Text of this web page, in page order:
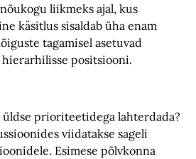
liikmeks ajal, kus
käsitlus sisaldab üha enam
tagamisel asetuvad
positsiooni.
prioriteetidega lahterdada?
viidatakse sageli
Esimese põlvkonna